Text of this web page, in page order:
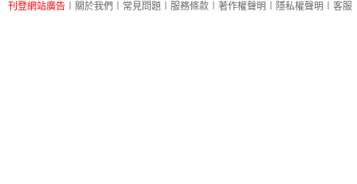
刊登網站廣告 關於我們 常見問題 服務條款 著作權聲明 隱私權聲明 客服